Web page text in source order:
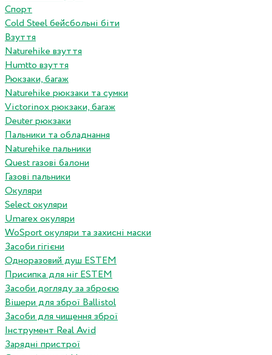
Спорт
Cold Steel бейсбольні біти
Взуття
Naturehike взуття
Humtto взуття
Рюкзаки, багаж
Naturehike рюкзаки та сумки
Victorinox рюкзаки, багаж
Deuter рюкзаки
Пальники та обладнання
Naturehike пальники
Quest газові балони
Газові пальники
Окуляри
Select окуляри
Umarex окуляри
WoSport окуляри та захисні маски
Засоби гігієни
Одноразовий душ ESTEM
Присипка для ніг ESTEM
Засоби догляду за зброєю
Вішери для зброї Ballistol
Засоби для чищення зброї
Інструмент Real Avid
Зарядні пристрої